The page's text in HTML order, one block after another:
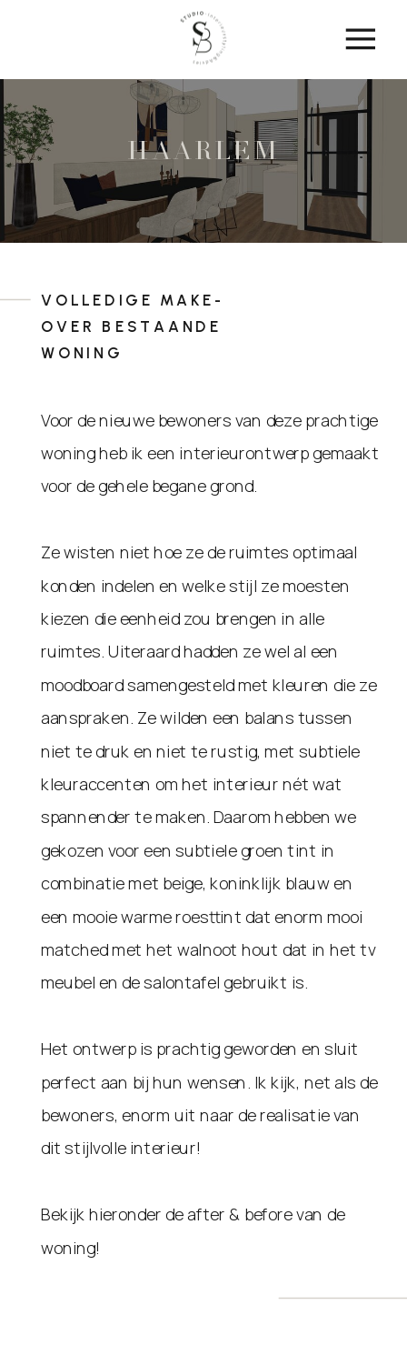
HAARLEM
VOLLEDIGE MAKE-
OVER BESTAANDE
WONING
Voor de nieuwe bewoners van deze prachtige
woning heb ik een interieurontwerp gemaakt
voor de gehele begane grond.
Ze wisten niet hoe ze de ruimtes optimaal
konden indelen en welke stijl ze moesten
kiezen die eenheid zou brengen in alle
ruimtes. Uiteraard hadden ze wel al een
moodboard samengesteld met kleuren die ze
aanspraken. Ze wilden een balans tussen
niet te druk en niet te rustig, met subtiele
kleuraccenten om het interieur nét wat
spannender te maken. Daarom hebben we
gekozen voor een subtiele groen tint in
combinatie met beige, koninklijk blauw en
een mooie warme roesttint dat enorm mooi
matched met het walnoot hout dat in het tv
meubel en de salontafel gebruikt is.
Het ontwerp is prachtig geworden en sluit
perfect aan bij hun wensen. Ik kijk, net als de
bewoners, enorm uit naar de realisatie van
dit stijlvolle interieur!
Bekijk hieronder de after & before van de
woning!